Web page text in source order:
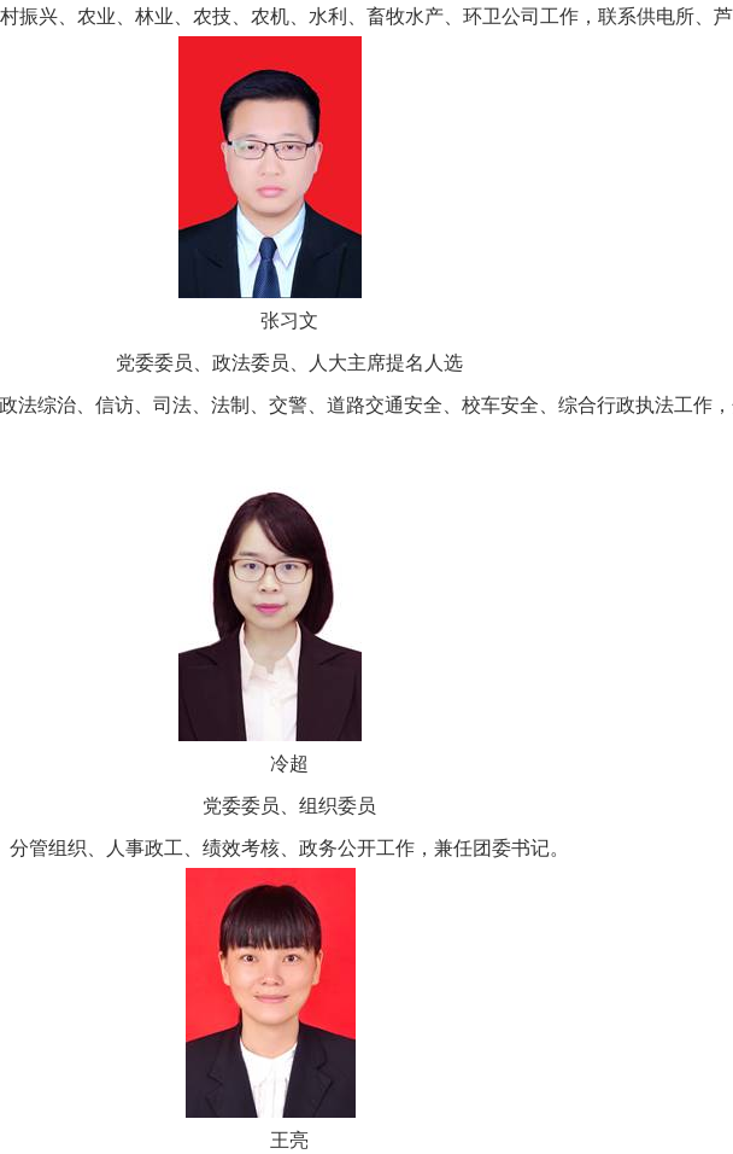
振兴、农业、林业、农技、农机、水利、畜牧水产、环卫公司工作，联系供电所、芦
张习文
党委委员、政法委员、人大主席提名人选
法综治、信访、司法、法制、交警、道路交通安全、校车安全、综合行政执法工作
冷超
党委委员、组织委员
分管组织、人事政工、绩效考核、政务公开工作，兼任团委书记。
王亮